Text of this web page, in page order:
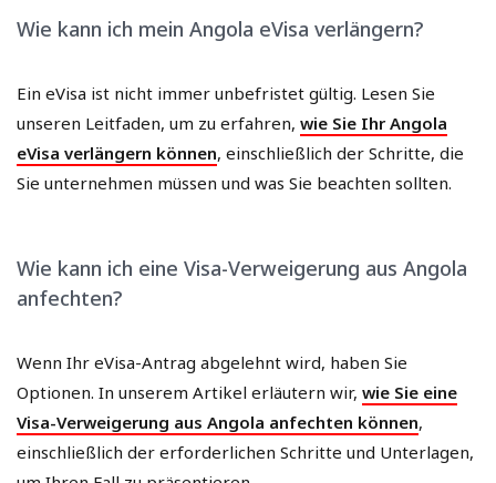
Wie kann ich mein Angola eVisa verlängern?
Ein eVisa ist nicht immer unbefristet gültig. Lesen Sie
unseren Leitfaden, um zu erfahren, wie Sie Ihr Angola
eVisa verlängern können, einschließlich der Schritte, die
Sie unternehmen müssen und was Sie beachten sollten.
Wie kann ich eine Visa-Verweigerung aus Angola
anfechten?
Wenn Ihr eVisa-Antrag abgelehnt wird, haben Sie
Optionen. In unserem Artikel erläutern wir, wie Sie eine
Visa-Verweigerung aus Angola anfechten können,
einschließlich der erforderlichen Schritte und Unterlagen,